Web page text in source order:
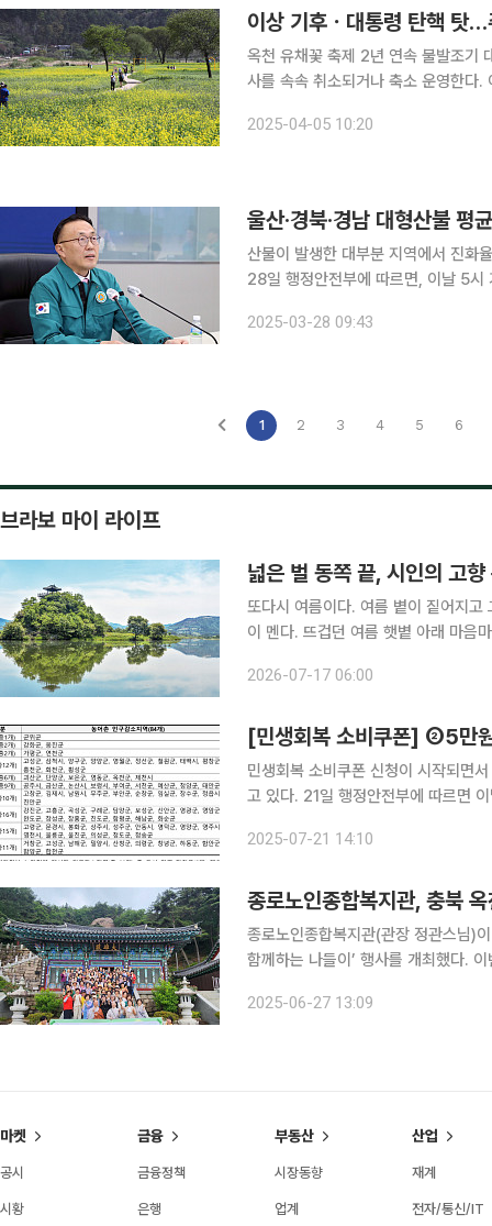
이상 기후ㆍ대통령 탄핵 탓
옥천 유채꽃 축제 2년 연속 불발조기 대선 국면에 행사
사를 속속 취소되거나 축소 운영한다.
제’를 열지 않기로 했다. 축제 추진위
2025-04-05 10:20
울산·경북·경남 대형산불
산불이 발생한 대부분 지역에서 진화
28일 행정안전부에 따르면, 이날 5시
북 의성군·안동시·영덕군·양양군·청송
2025-03-28 09:43
1 2 3 4 5 6
브라보 마이 라이프
넓은 벌 동쪽 끝, 시인의 고향
또다시 여름이다. 여름 볕이 짙어지
이 멘다. 뜨겁던 여름 햇볕 아래 마음
벌 동쪽 끝으로 옛이야기 지줄대는’
2026-07-17 06:00
[민생회복 소비쿠폰] ②5만
민생회복 소비쿠폰 신청이 시작되면
고 있다. 21일 행정안전부에 따르면 이날 오전 9시부터 민생회복 소비쿠폰을 은행, 카드, 주민센터
맞춤형 지원을 위해 차상위계층과 한
2025-07-21 14:10
종로노인종합복지관, 충북
종로노인종합복지관(관장 정관스님)
함께하는 나들이’ 행사를 개최했다.
관광지와 옥천 구읍 일대를 탐방하며
2025-06-27 13:09
마켓
공시
시황
금융
금융정책
은행
부동산
시장동향
업계
산업
재계
전자/통신/IT